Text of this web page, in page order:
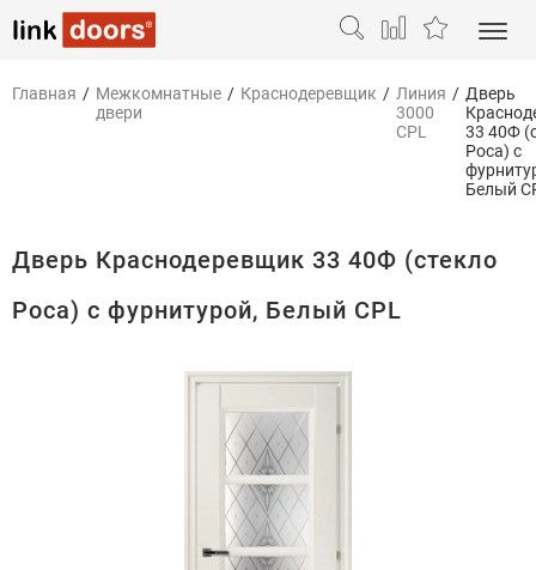
Главная / Межкомнатные
двери
/ Краснодеревщик / Линия
3000
CPL
/ Дверь
33 40Ф
Роса) с
Белый
Дверь Краснодеревщик 33 40Ф (стекло
Роса) с фурнитурой, Белый CPL